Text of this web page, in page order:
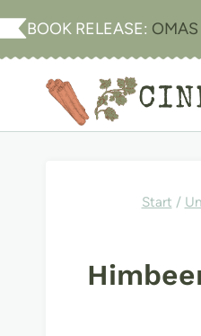
Zum
Inhalt
BOOK RELEASE: OMAS
Start /